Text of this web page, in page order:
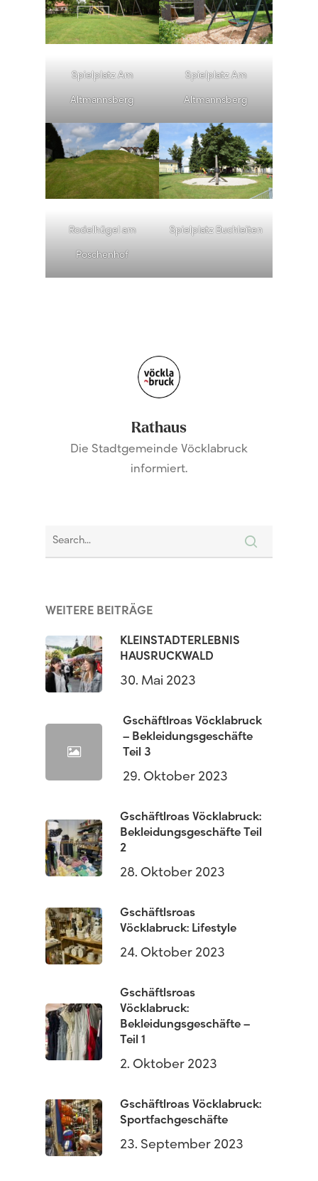
Spielplatz Am
Altmannsberg
Spielplatz Am
Altmannsberg
Rodelhügel am
Poschenhof
Spielplatz Buchleiten
Rathaus
Die Stadtgemeinde Vöcklabruck
informiert.
WEITERE BEITRÄGE
KLEINSTADTERLEBNIS
HAUSRUCKWALD
30. Mai 2023
Gschäftlroas Vöcklabruck
– Bekleidungsgeschäfte
Teil 3
29. Oktober 2023
Gschäftlroas Vöcklabruck:
Bekleidungsgeschäfte Teil
2
28. Oktober 2023
Gschäftlsroas
Vöcklabruck: Lifestyle
24. Oktober 2023
Gschäftlsroas
Vöcklabruck:
Bekleidungsgeschäfte –
Teil 1
2. Oktober 2023
Gschäftlroas Vöcklabruck:
Sportfachgeschäfte
23. September 2023